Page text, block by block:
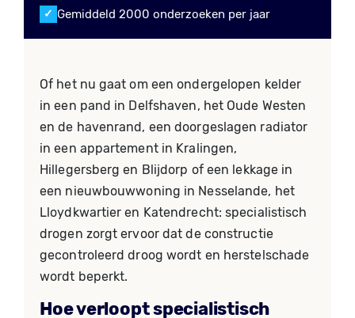
Gemiddeld 2000 onderzoeken per jaar
Of het nu gaat om een ondergelopen kelder
in een pand in Delfshaven, het Oude Westen
en de havenrand, een doorgeslagen radiator
in een appartement in Kralingen,
Hillegersberg en Blijdorp of een lekkage in
een nieuwbouwwoning in Nesselande, het
Lloydkwartier en Katendrecht: specialistisch
drogen zorgt ervoor dat de constructie
gecontroleerd droog wordt en herstelschade
wordt beperkt.
Hoe verloopt specialistisch